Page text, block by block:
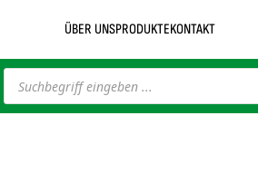
ÜBER UNSPRODUKTEKONTAKT
Products
search